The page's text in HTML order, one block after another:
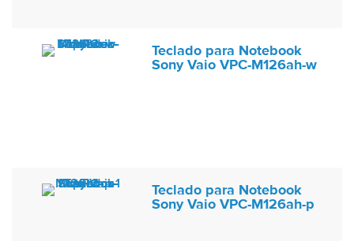
Teclado para Notebook
Sony Vaio VPC-M126ah-w
Teclado para Notebook
Sony Vaio VPC-M126ah-p